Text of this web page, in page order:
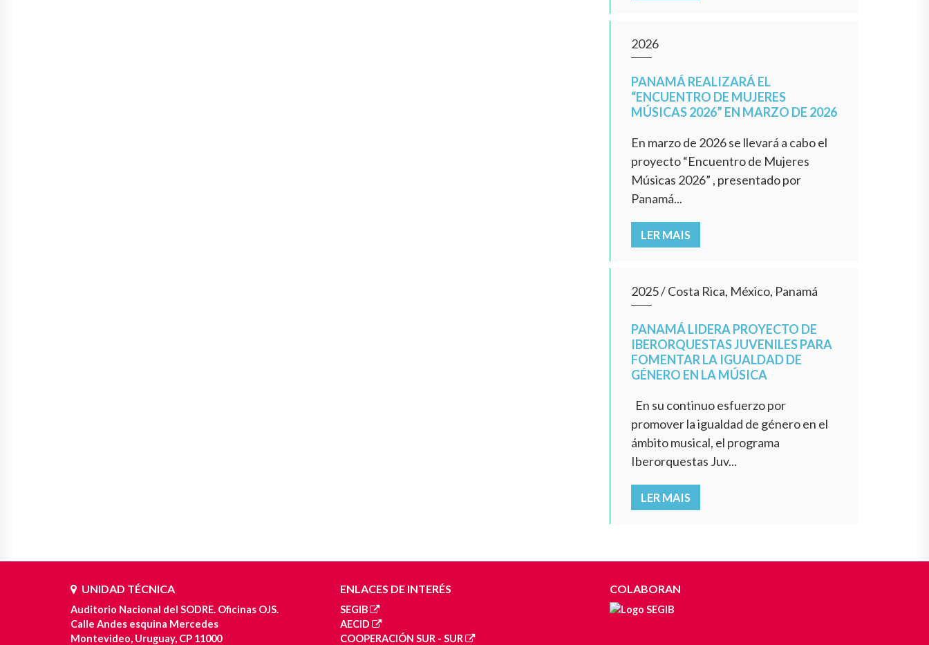
2026
PANAMÁ REALIZARÁ EL
“ENCUENTRO DE MUJERES
MÚSICAS 2026” EN MARZO DE 2026
En marzo de 2026 se llevará a cabo el
proyecto “Encuentro de Mujeres
Músicas 2026” , presentado por
Panamá...
LER MAIS
2025/Costa Rica, México, Panamá
PANAMÁ LIDERA PROYECTO DE
IBERORQUESTAS JUVENILES PARA
FOMENTAR LA IGUALDAD DE
GÉNERO EN LA MÚSICA
En su continuo esfuerzo por
promover la igualdad de género en el
ámbito musical, el programa
Iberorquestas Juv...
LER MAIS
UNIDAD TÉCNICA
Auditorio Nacional del SODRE. Oficinas OJS.
Calle Andes esquina Mercedes
Montevideo, Uruguay, CP 11000
ENLACES DE INTERÉS
SEGIB
AECID
COOPERACIÓN SUR - SUR
COLABORAN